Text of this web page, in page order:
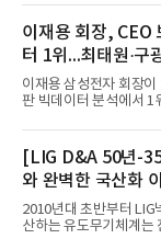
17% 증가하
장비 설치 없이 일고리
을 모니터링 및 예측하
항 가이드라인을 제공
CI(탄소집약도지수) 실
항로 추천, 선단 관리 등
실증에서는 총 13개 구
평균 5.3%의 연료 질감
의 핵심
이재용 회장, CEO
터 1위...최태원·구
이재용 삼성전자 회장
판 빅데이터 분석에서 1
국기업평판연구소(소장
함께 60명의 CEO 브랜
일부터 8월 6일까지 수
7,395,735건을 분석한
랜드평판지수
다고 밝혔다. 분석에 활
(14,233,797건) 대비
[LIG D&A 50년-
와 완벽한 국산화
2010년대 초반부터 LIG
산하는 유도무기체계는